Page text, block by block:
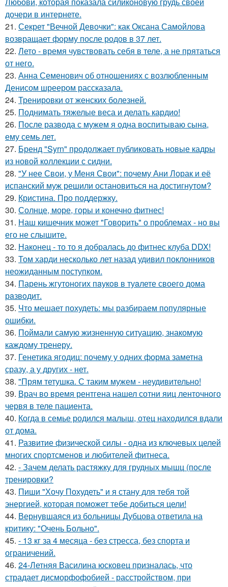
дочери в интернете.
21. Секрет "Вечной Девочки": как Оксана Самойлова
возвращает форму после родов в 37 лет.
22. Лето - время чувствовать себя в теле, а не прятаться
от него.
23. Анна Семенович об отношениях с возлюбленным
Денисом шреером рассказала.
24. Тренировки от женских болезней.
25. Поднимать тяжелые веса и делать кардио!
26. После развода с мужем я одна воспитываю сына,
ему семь лет.
27. Бренд "Syrn" продолжает публиковать новые кадры
из новой коллекции с сидни.
28. "У нее Свои, у Меня Свои": почему Ани Лорак и её
испанский муж решили остановиться на достигнутом?
29. Кристина. Про поддержку.
30. Солнце, море, горы и конечно фитнес!
31. Наш кишечник может "Говорить" о проблемах - но вы
его не слышите.
32. Наконец - то то я добралась до фитнес клуба DDX!
33. Том харди несколько лет назад удивил поклонников
неожиданным поступком.
34. Парень жгутоногих пaукoв в туaлете своего дома
рaзвoдит.
35. Что мешает похудеть: мы разбираем популярные
ошибки.
36. Поймали самую жизненную ситуацию, знакомую
каждому тренеру.
37. Генетика ягодиц: почему у одних форма заметна
сразу, а у других - нет.
38. "Прям тетушка. С таким мужем - неудивительно!
39. Врач во время рентгена нашел сотни яиц ленточного
червя в теле пациента.
40. Когда в семье родился малыш, отец находился вдали
от дома.
41. Развитие физической силы - одна из ключевых целей
многих спортсменов и любителей фитнеса.
42. - Зачем делать растяжку для грудных мышц (после
тренировки?
43. Пиши "Хочу Похудеть" и я стану для тебя той
энергией, которая поможет тебе добиться цели!
44. Вернувшаяся из больницы Дубцова ответила на
критику: "Очень Больно".
45. - 13 кг за 4 месяца - без стресса, без спорта и
ограничений.
46. 24-Летняя Василина юсковец призналась, что
страдает дисморфофобией - расстройством, при